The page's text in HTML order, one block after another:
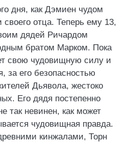
дня, как Дэмиен чудом
отца. Теперь ему 13,
дядей Ричардом
братом Марком. Пока
свою чудовищную силу и
за его безопасностью
Дьявола, жестоко
Его дядя постепенно
так невинен, как может
чудовищная правда.
кинжалами, Торн